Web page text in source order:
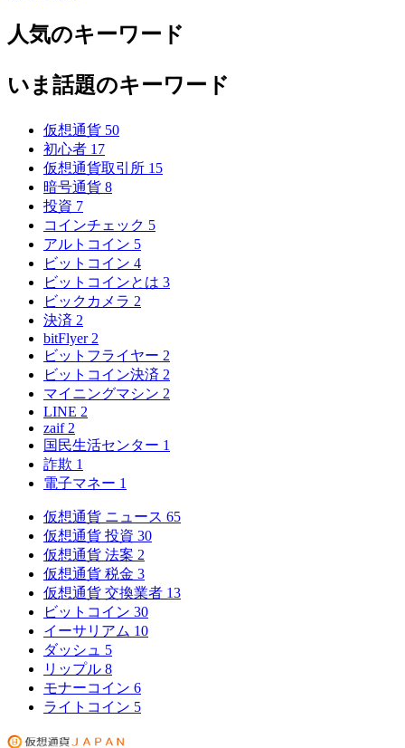
人気のキーワード
いま話題のキーワード
仮想通貨 50
初心者 17
仮想通貨取引所 15
暗号通貨 8
投資 7
コインチェック 5
アルトコイン 5
ビットコイン 4
ビットコインとは 3
ビックカメラ 2
決済 2
bitFlyer 2
ビットフライヤー 2
ビットコイン決済 2
マイニングマシン 2
LINE 2
zaif 2
国民生活センター 1
詐欺 1
電子マネー 1
仮想通貨 ニュース 65
仮想通貨 投資 30
仮想通貨 法案 2
仮想通貨 税金 3
仮想通貨 交換業者 13
ビットコイン 30
イーサリアム 10
ダッシュ 5
リップル 8
モナーコイン 6
ライトコイン 5